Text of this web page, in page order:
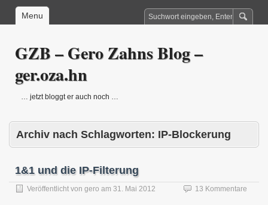
Menu
GZB – Gero Zahns Blog –
ger.oza.hn
… jetzt bloggt er auch noch …
Archiv nach Schlagworten: IP-Blockerung
1&1 und die IP-Filterung
Veröffentlicht von gero am 31. Mai 2012 13 Kommentare